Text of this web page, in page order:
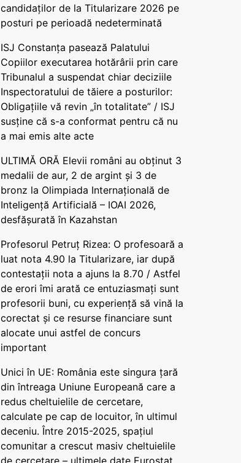
candidaților de la Titularizare 2026 pe
posturi pe perioadă nedeterminată
ISJ Constanța pasează Palatului
Copiilor executarea hotărârii prin care
Tribunalul a suspendat chiar deciziile
Inspectoratului de tăiere a posturilor:
Obligațiile vă revin „în totalitate” / ISJ
susține că s-a conformat pentru că nu
a mai emis alte acte
ULTIMĂ ORĂ Elevii români au obținut 3
medalii de aur, 2 de argint și 3 de
bronz la Olimpiada Internațională de
Inteligență Artificială – IOAI 2026,
desfășurată în Kazahstan
Profesorul Petruț Rizea: O profesoară a
luat nota 4.90 la Titularizare, iar după
contestații nota a ajuns la 8.70 / Astfel
de erori îmi arată ce entuziasmați sunt
profesorii buni, cu experiență să vină la
corectat și ce resurse financiare sunt
alocate unui astfel de concurs
important
Unici în UE: România este singura țară
din întreaga Uniune Europeană care a
redus cheltuielile de cercetare,
calculate pe cap de locuitor, în ultimul
deceniu. Între 2015-2025, spațiul
comunitar a crescut masiv cheltuielile
de cercetare – ultimele date Eurostat